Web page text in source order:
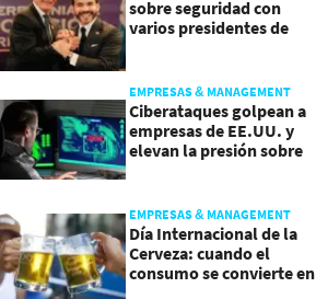
sobre seguridad con
varios presidentes de
EMPRESAS & MANAGEMENT
Ciberataques golpean a
empresas de EE.UU. y
elevan la presión sobre
EMPRESAS & MANAGEMENT
Día Internacional de la
Cerveza: cuando el
consumo se convierte en